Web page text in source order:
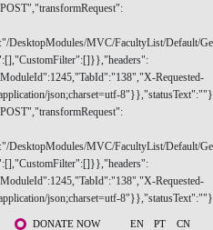
DesktopModules/MVC/FacultyList/Default/
Requested-
json;charset=utf-8"}},"statusText":""}
DesktopModules/MVC/FacultyList/Default/
Requested-
json;charset=utf-8"}},"statusText":""}
DONATE NOW EN PT CN